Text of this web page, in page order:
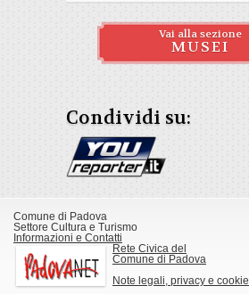
Vai alla sezione
MUSEI
Condividi su:
Comune di Padova
Settore Cultura e Turismo
Informazioni e Contatti
Rete Civica del
Comune di Padova
Note legali, privacy e cookie